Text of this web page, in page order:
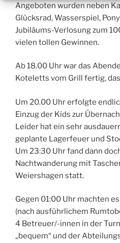
Angeboten wurden neben
Glücksrad, Wasserspiel,
Jubiläums-Verlosung zum
vielen tollen Gewinnen.
Ab 18.00 Uhr war das
Koteletts vom Grill fertig,
Um 20.00 Uhr erfolgte
Einzug der Kids zur
Leider hat ein sehr
geplante Lagerfeuer und
Um 23:30 Uhr fand dann
Nachtwanderung mit
Weiershagen statt.
Gegen 01:00 Uhr machten
(nach ausführlichem
4 Betreuer/-innen in der
„bequem“ und der